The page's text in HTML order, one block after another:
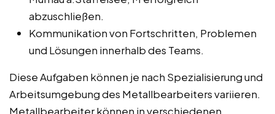
abzuschließen.
Kommunikation von Fortschritten, Problemen
und Lösungen innerhalb des Teams.
Diese Aufgaben können je nach Spezialisierung und
Arbeitsumgebung des Metallbearbeiters variieren.
Metallbearbeiter können in verschiedenen